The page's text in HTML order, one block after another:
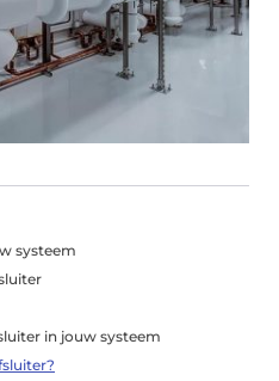
systeem
in jouw systeem